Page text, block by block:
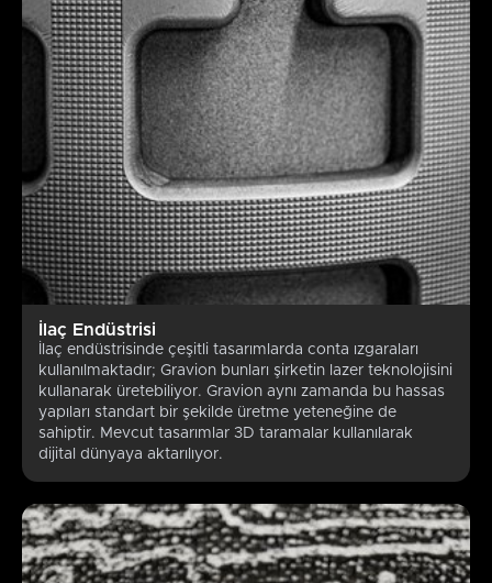
İlaç Endüstrisi
İlaç endüstrisinde çeşitli tasarımlarda conta ızgaraları
kullanılmaktadır; Gravion bunları şirketin lazer teknolojisini
kullanarak üretebiliyor. Gravion aynı zamanda bu hassas
yapıları standart bir şekilde üretme yeteneğine de
sahiptir. Mevcut tasarımlar 3D taramalar kullanılarak
dijital dünyaya aktarılıyor.